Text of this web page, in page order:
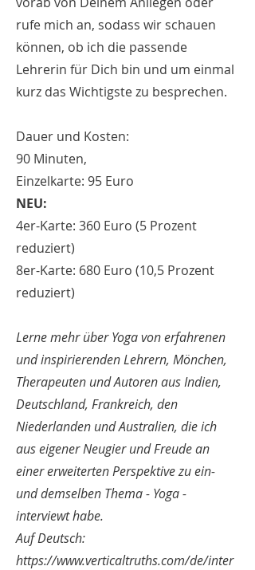
rufe mich an, sodass wir schauen
können, ob ich die passende
Lehrerin für Dich bin und um einmal
kurz das Wichtigste zu besprechen.
Dauer und Kosten:
90 Minuten,
Einzelkarte: 95 Euro
NEU:
4er-Karte: 360 Euro (5 Prozent
reduziert)
8er-Karte: 680 Euro (10,5 Prozent
reduziert)
Lerne mehr über Yoga von erfahrenen
und inspirierenden Lehrern, Mönchen,
Therapeuten und Autoren aus Indien,
Deutschland, Frankreich, den
Niederlanden und Australien, die ich
aus eigener Neugier und Freude an
einer erweiterten Perspektive zu ein-
und demselben Thema - Yoga -
interviewt habe.
Auf Deutsch:
https://www.verticaltruths.com/de/inter